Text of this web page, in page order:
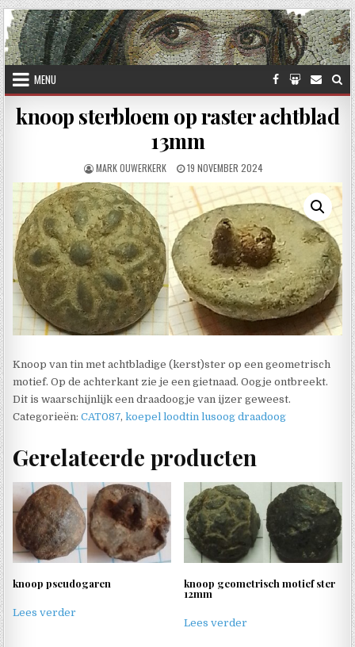
Skip to content
MENU
knoop sterbloem op raster achtblad
13mm
AUTHOR:
MARK OUWERKERK PUBLISHED DATE:
19 NOVEMBER 2024
Knoop van tin met achtbladige (kerst)ster op een geometrisch
motief. Op de achterkant zie je een gietnaad. Oogje ontbreekt.
Dit is waarschijnlijk een draadoogje van ijzer geweest.
Categorieën:CAT087,koepel loodtin lusoog draadoog
Gerelateerde producten
knoop pseudogaren
Lees verder
knoop geometrisch motief ster
12mm
Lees verder